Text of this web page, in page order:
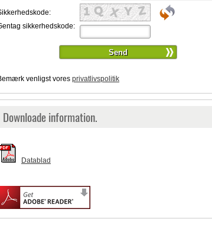
sikkerhedskode:
venligst vores privatlivspolitik
Downloade information.
Datablad